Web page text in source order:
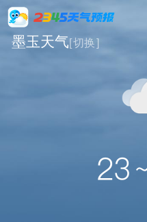
墨玉天气[切换]
23